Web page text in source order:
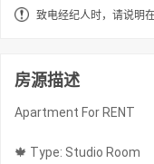
致电经纪人时，请说明
房源描述
Apartment For RENT
🍁 Type: Studio Room